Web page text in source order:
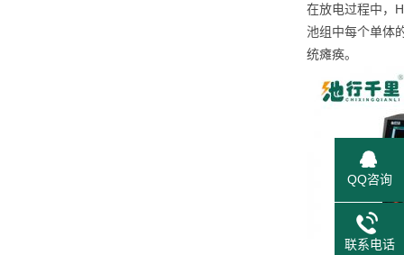
在放电过程中，
池组中每个单体
统瘫痪。
QQ咨询
联系电话